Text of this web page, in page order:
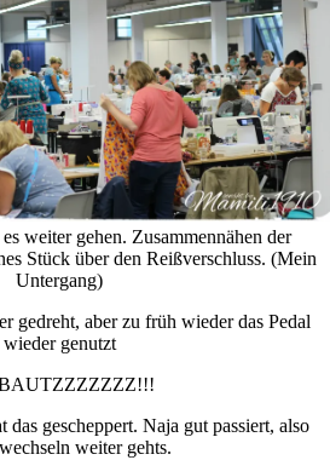
weiter gehen. Zusammennähen der
Stück über den Reißverschluss. (Mein
Untergang)
gedreht, aber zu früh wieder das Pedal
wieder genutzt
gescheppert. Naja gut passiert, also
weiter gehts.